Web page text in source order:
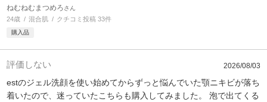
ねむねむまつめろさん
24歳 混合肌 クチコミ投稿 33件
購入品
評価しない 2026/08/03
estのジェル洗顔を使い始めてからずっと悩んでいた顎ニキビが落ち
着いたので、迷っていたこちらも購入してみました。 泡で出てくる